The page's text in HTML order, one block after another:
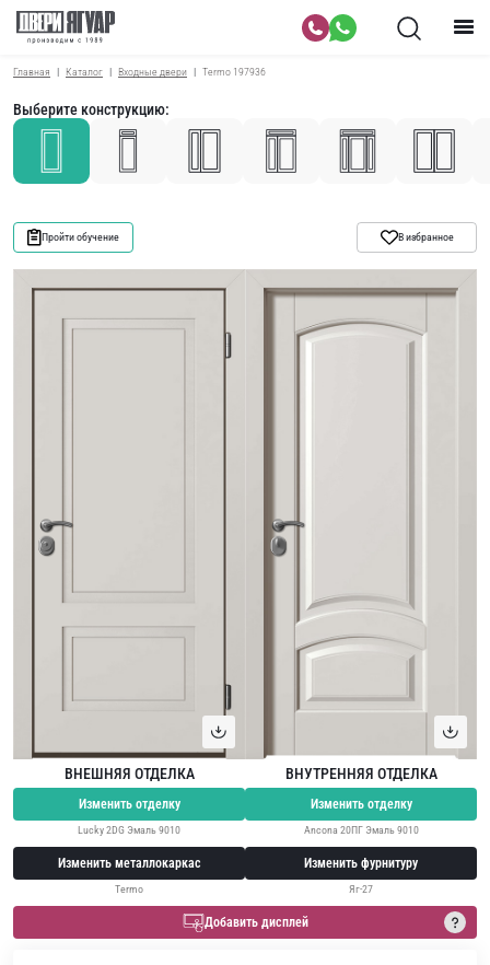
Главная Каталог Входные двери Termo 197936
Выберите конструкцию:
Пройти обучение В избранное
ВНЕШНЯЯ ОТДЕЛКА
Изменить отделку
Lucky 2DG Эмаль 9010
Изменить металлокаркас
Termo
ВНУТРЕННЯЯ ОТДЕЛКА
Изменить отделку
Ancona 20ПГ Эмаль 9010
Изменить фурнитуру
Яг-27
Добавить дисплей